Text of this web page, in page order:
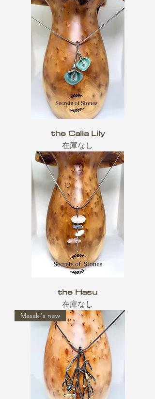
the Calla Lily
在庫なし
the Hasu
在庫なし
Masaki's new